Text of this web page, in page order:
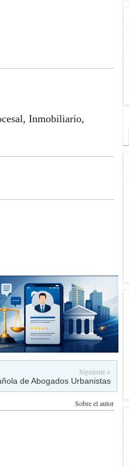
Inmobiliario,
Siguiente >
de Abogados Urbanistas
Sobre el autor